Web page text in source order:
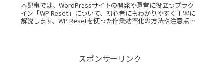
本記事では、WordPressサイトの開発や運営に役立つプラグ
イン「WP Reset」について、初心者にもわかりやすく丁寧に
解説します。WP Resetを使った作業効率化の方法や注意点ま
スポンサーリンク